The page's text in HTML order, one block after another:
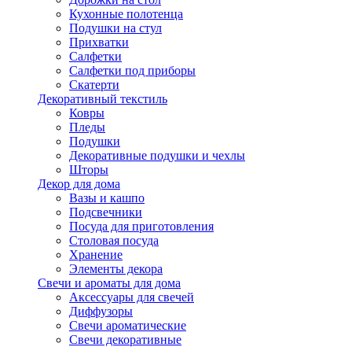
Кухонные полотенца
Подушки на стул
Прихватки
Салфетки
Салфетки под приборы
Скатерти
Декоративный текстиль
Ковры
Пледы
Подушки
Декоративные подушки и чехлы
Шторы
Декор для дома
Вазы и кашпо
Подсвечники
Посуда для приготовления
Столовая посуда
Хранение
Элементы декора
Свечи и ароматы для дома
Аксессуары для свечей
Диффузоры
Свечи ароматические
Свечи декоративные